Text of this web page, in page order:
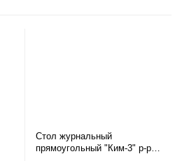
Стол журнальный
прямоугольный "Ким-3" р-р